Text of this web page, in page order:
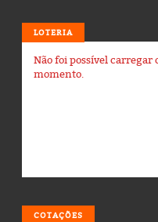
LOTERIA
Não foi possível carregar
momento.
COTAÇÕES